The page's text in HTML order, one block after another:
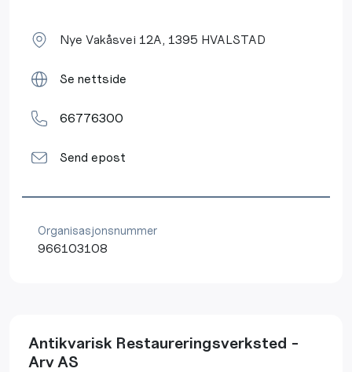
Nye Vakåsvei 12A, 1395 HVALSTAD
Se nettside
66776300
Send epost
Organisasjonsnummer
966103108
Antikvarisk Restaureringsverksted -
Arv AS